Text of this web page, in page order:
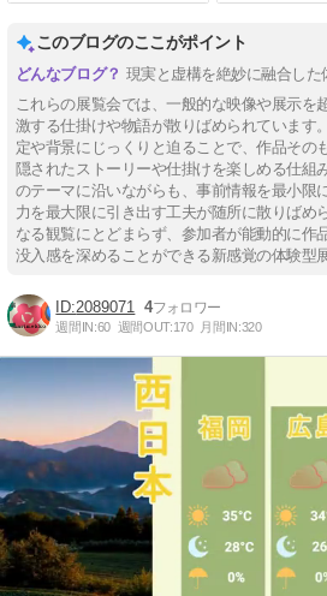
このブログのここがポイント
現実と虚構を絶妙に融合した
これらの展覧会では、一般的な映像や展示を
激する仕掛けや物語が散りばめられています
定や背景にじっくりと迫ることで、作品その
隠されたストーリーや仕掛けを楽しめる仕組
のテーマに沿いながらも、事前情報を最小限
力を最大限に引き出す工夫が随所に散りばめ
なる観覧にとどまらず、参加者が能動的に作
没入感を深めることができる新感覚の体験型
2089071 4
週間IN:60 週間OUT:170 月間IN:320